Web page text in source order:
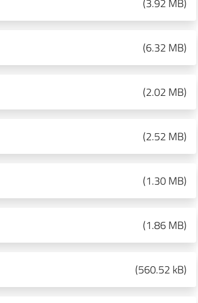
(3.92 MB)
(6.32 MB)
(2.02 MB)
(2.52 MB)
(1.30 MB)
(1.86 MB)
(560.52 kB)